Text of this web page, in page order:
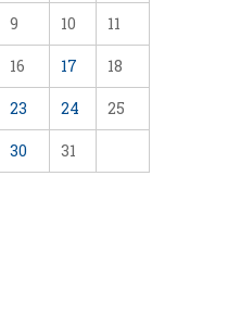
9 10 11
16 17 18
23 24 25
30 31